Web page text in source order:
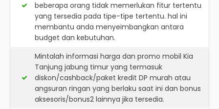
beberapa orang tidak memerlukan fitur tertentu
yang tersedia pada tipe-tipe tertentu. hal ini
membantu anda menyeimbangkan antara
budget dan kebutuhan.
Mintalah informasi harga dan promo mobil Kia
Tanjung jabung timur yang termasuk
diskon/cashback/paket kredit DP murah atau
angsuran ringan yang berlaku saat ini dan bonus
aksesoris/bonus2 lainnya jika tersedia.